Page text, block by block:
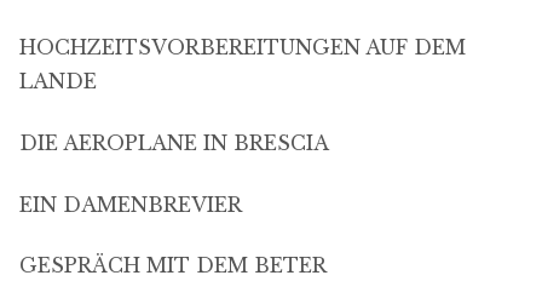
HOCHZEITSVORBEREITUNGEN AUF DEM
LANDE
DIE AEROPLANE IN BRESCIA
EIN DAMENBREVIER
GESPRÄCH MIT DEM BETER